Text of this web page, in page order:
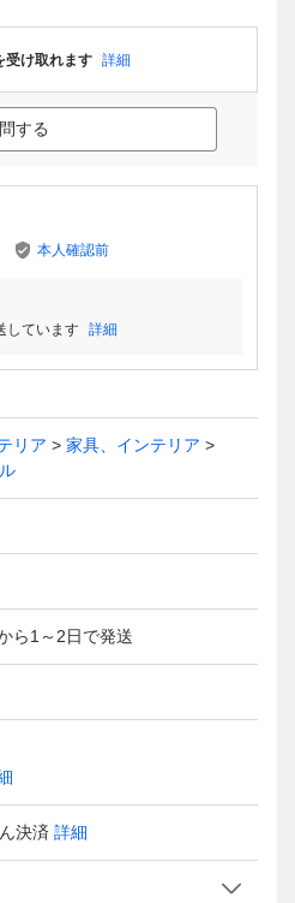
受け取れます 詳細
する
本人確認前
しています 詳細
リア
家具、インテリア
ら1～2日で発送
決済 詳細